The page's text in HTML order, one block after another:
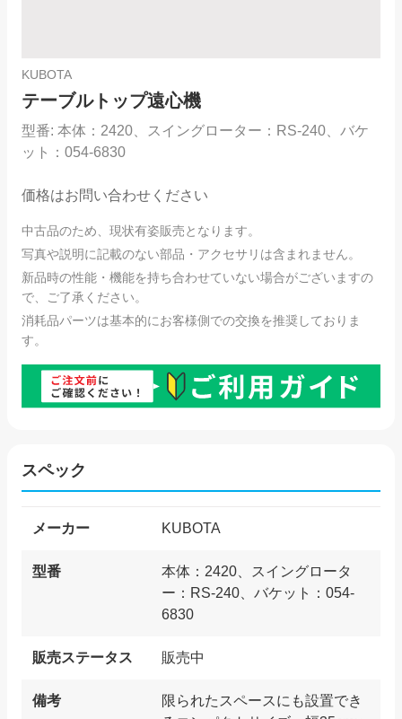
KUBOTA
テーブルトップ遠心機
型番: 本体：2420、スイングローター：RS-240、バケ
ット：054-6830
価格はお問い合わせください
中古品のため、現状有姿販売となります。
写真や説明に記載のない部品・アクセサリは含まれません。
新品時の性能・機能を持ち合わせていない場合がございますの
で、ご了承ください。
消耗品パーツは基本的にお客様側での交換を推奨しておりま
す。
スペック
メーカー KUBOTA
型番
本体：2420、スイングロータ
ー：RS-240、バケット：054-
6830
販売ステータス 販売中
備考
限られたスペースにも設置でき